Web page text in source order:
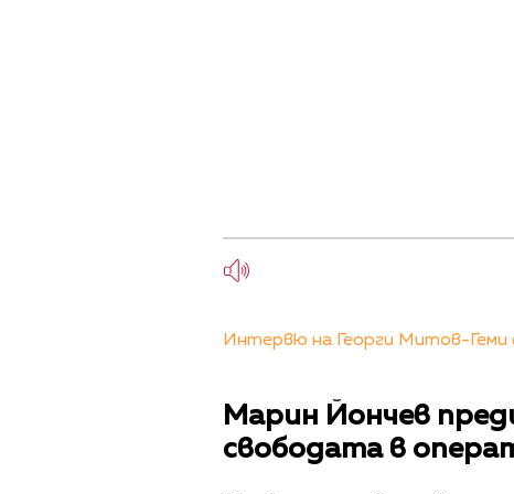
Интервю на Георги Митов-Геми
Марин Йончев
свободата в